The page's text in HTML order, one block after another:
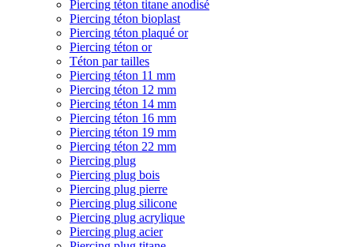
Piercing téton titane anodisé
Piercing téton bioplast
Piercing téton plaqué or
Piercing téton or
Téton par tailles
Piercing téton 11 mm
Piercing téton 12 mm
Piercing téton 14 mm
Piercing téton 16 mm
Piercing téton 19 mm
Piercing téton 22 mm
Piercing plug
Piercing plug bois
Piercing plug pierre
Piercing plug silicone
Piercing plug acrylique
Piercing plug acier